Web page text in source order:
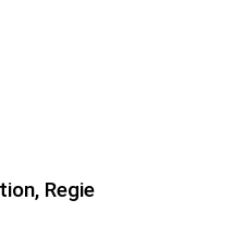
Regie